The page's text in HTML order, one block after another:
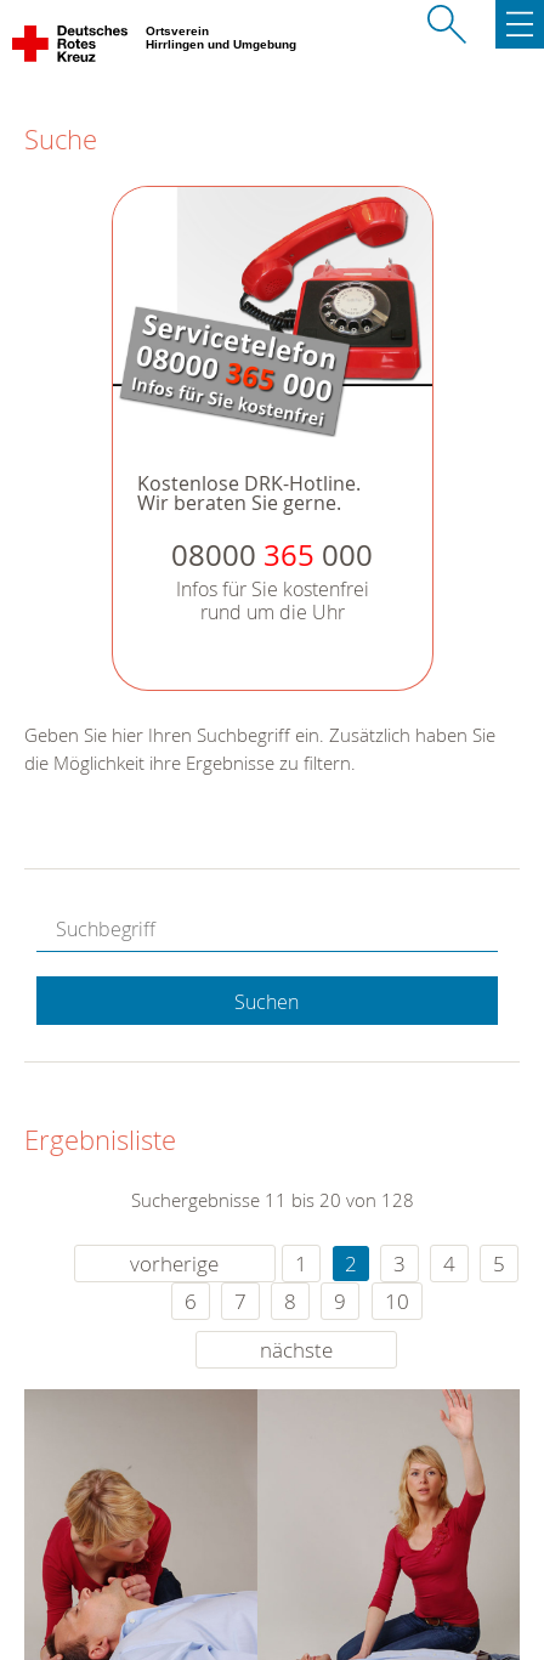
Ortsverein
Hirrlingen und Umgebung
Suche
Kostenlose DRK-Hotline.
Wir beraten Sie gerne.
08000 365 000
Infos für Sie kostenfrei
rund um die Uhr
Geben Sie hier Ihren Suchbegriff ein. Zusätzlich haben Sie
die Möglichkeit ihre Ergebnisse zu filtern.
Suchen
Ergebnisliste
Suchergebnisse 11 bis 20 von 128
vorherige 1 2 3 4
5
6
7 8 9
10
nächste